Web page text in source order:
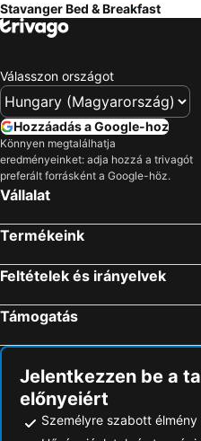
Stavanger Bed & Breakfast
Válasszon országot
Hozzáadás a Google-hoz
Könnyen megtalálhatja
eredményeinket: adja hozzá a trivagót
preferált forrásként a Google-höz.
Vállalat
Termékeink
Feltételek és irányelvek
Támogatás
Jelentkezzen be a
előnyeiért
Személyre szabott élmény